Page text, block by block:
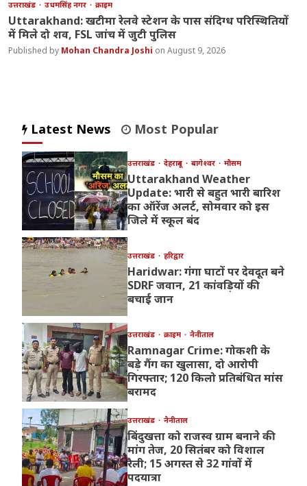
उत्तराखंड उधमसिंह नगर क्राइम
Uttarakhand: खटीमा रेलवे स्टेशन के पास संदिग्ध परिस्थितियों
में मिले दो शव, FSL जांच में जुटी पुलिस
Mohan Chandra Joshi August 9, 2026
Latest News Most Popular
उत्तराखंड देहरादून बागेश्वर मौसम
Uttarakhand Weather
Update: भारी से बहुत भारी बारिश
का ऑरेंज अलर्ट, सोमवार को इस
जिले में स्कूल बंद
उत्तराखंड हरिद्वार
Haridwar: गंगा घाटों पर देवदूत बने
SDRF जवान, 21 कांवड़ियों की
बचाई जान
उत्तराखंड क्राइम नैनीताल
Ramnagar Crime: गोकशी के
बड़े गैंग का खुलासा, दो आरोपी
गिरफ्तार; 120 किलो प्रतिबंधित मांस
बरामद
उत्तराखंड नैनीताल
बिंदुखत्ता को राजस्व ग्राम बनाने की
मांग तेज, 20 सितंबर को विशाल
रैली; 15 अगस्त से 32 गांवों में
पदयात्रा